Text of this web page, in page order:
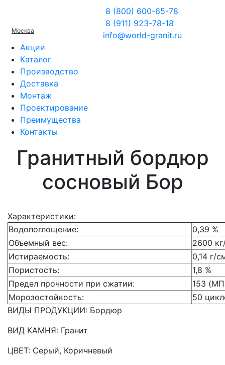
Москва
8 (800) 600-65-78
8 (911) 923-78-18
info@world-granit.ru
Акции
Каталог
Производство
Доставка
Монтаж
Проектирование
Преимущества
Контакты
Гранитный бордюр
сосновый Бор
Характеристики:
Водопоглощение:
0,39 %
Объемный вес:
2600
Истираемость:
0,14 г/
Пористость:
1,8 %
Предел прочности при сжатии:
153
Морозостойкость:
50
ВИДЫ ПРОДУКЦИИ: Бордюр
ВИД КАМНЯ: Гранит
ЦВЕТ: Серый, Коричневый